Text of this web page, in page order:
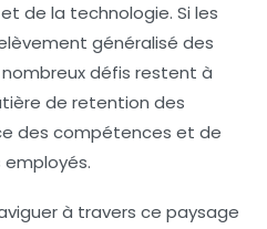
et de la technologie. Si les
généralisé des
défis restent à
de retention des
des compétences et de
à travers ce paysage